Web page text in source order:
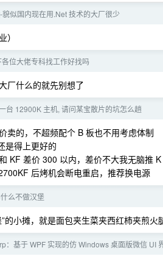
貌似国内现在用.Net 技术的大厂很少
）
各位大佬专科找工作好找吗
厂什么的就先别想了
台 12900K 主机, 请问某宝散片的坑怎么趟
卖的，不超频配个 B 板也不用考虑体制
是得上更好的
KF 差价 300 以内，差价不大我无脑推
后烤机会断电重启，推荐换电源
么不做汉堡
的小摊，就是面包夹生菜夹西红柿夹煎火
：基于 WPF 实现的仿 Windows 桌面版微信 UI